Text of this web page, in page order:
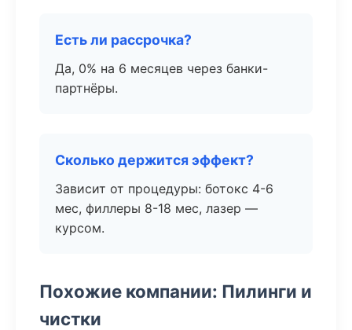
Есть ли рассрочка?
Да, 0% на 6 месяцев через банки-
партнёры.
Сколько держится эффект?
Зависит от процедуры: ботокс 4-6
мес, филлеры 8-18 мес, лазер —
курсом.
Похожие компании: Пилинги и
чистки